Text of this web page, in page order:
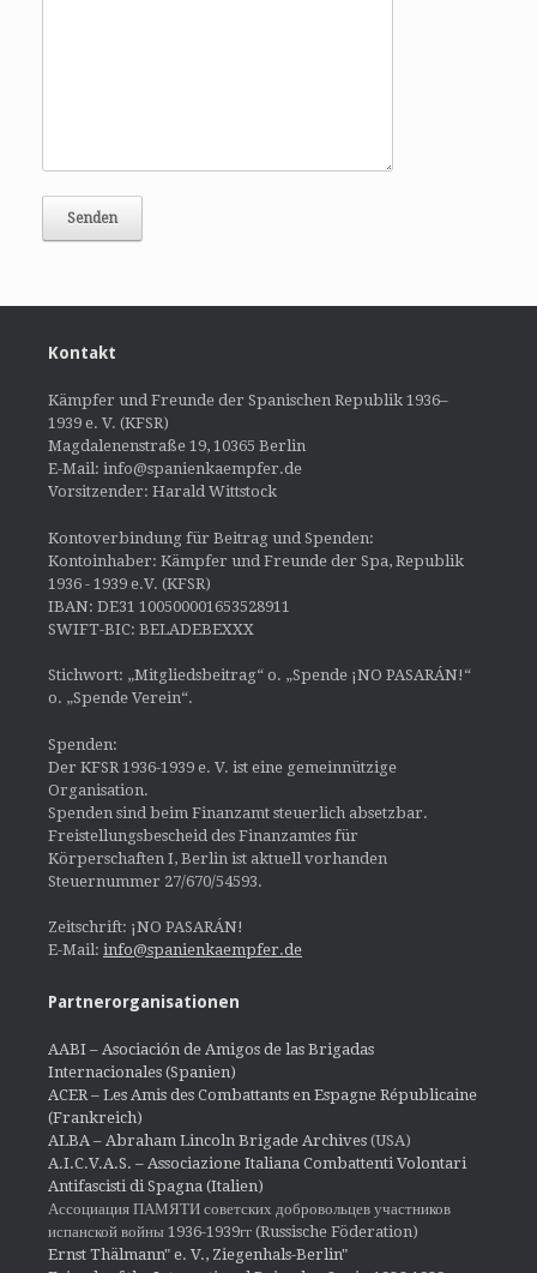
Kontakt
Kämpfer und Freunde der Spanischen Republik 1936–
1939 e. V. (KFSR)
Magdalenenstraße 19, 10365 Berlin
E-Mail: info@spanienkaempfer.de
Vorsitzender: Harald Wittstock
Kontoverbindung für Beitrag und Spenden:
Kontoinhaber: Kämpfer und Freunde der Spa, Republik
1936 - 1939 e.V. (KFSR)
IBAN: DE31 100500001653528911
SWIFT-BIC: BELADEBEXXX
Stichwort: „Mitgliedsbeitrag“ o. „Spende ¡NO PASARÁN!“
o. „Spende Verein“.
Spenden:
Der KFSR 1936-1939 e. V. ist eine gemeinnützige
Organisation.
Spenden sind beim Finanzamt steuerlich absetzbar.
Freistellungsbescheid des Finanzamtes für
Körperschaften I, Berlin ist aktuell vorhanden
Steuernummer 27/670/54593.
Zeitschrift: ¡NO PASARÁN!
E-Mail: info@spanienkaempfer.de
Partnerorganisationen
AABI – Asociación de Amigos de las Brigadas
Internacionales (Spanien)
ACER – Les Amis des Combattants en Espagne Républicaine
(Frankreich)
ALBA – Abraham Lincoln Brigade Archives (USA)
A.I.C.V.A.S. – Associazione Italiana Combattenti Volontari
Antifascisti di Spagna (Italien)
Ассоциация ПАМЯТИ советских добровольцев участников
испанской войны 1936-1939гг (Russische Föderation)
Ernst Thälmann" e. V., Ziegenhals-Berlin"